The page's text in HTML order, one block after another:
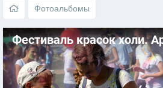
Фотоальбомы
Фестиваль красок холи.